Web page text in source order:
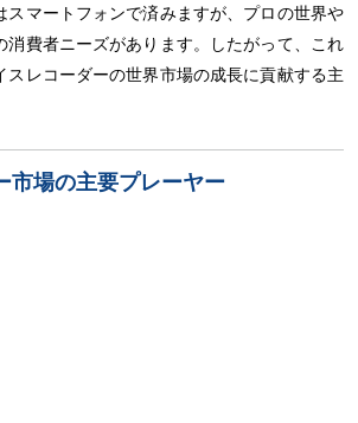
スマートフォンで済みますが、プロの世界や
消費者ニーズがあります。したがって、これ
スレコーダーの世界市場の成長に貢献する主
市場の主要プレーヤー